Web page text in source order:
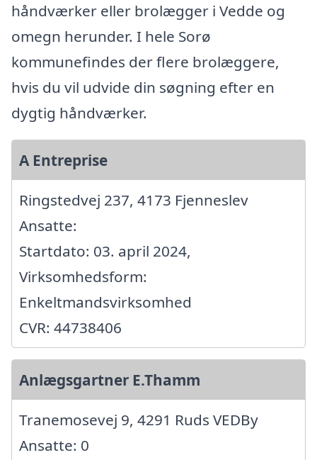
håndværker eller brolægger i Vedde og
omegn herunder. I hele Sorø
kommunefindes der flere brolæggere,
hvis du vil udvide din søgning efter en
dygtig håndværker.
A Entreprise
Ringstedvej 237, 4173 Fjenneslev
Ansatte:
Startdato: 03. april 2024,
Virksomhedsform:
Enkeltmandsvirksomhed
CVR: 44738406
Anlægsgartner E.Thamm
Tranemosevej 9, 4291 Ruds VEDBy
Ansatte: 0